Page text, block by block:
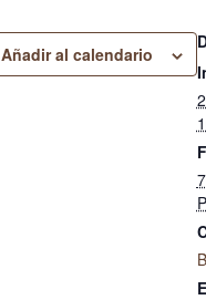
Añadir al calendario